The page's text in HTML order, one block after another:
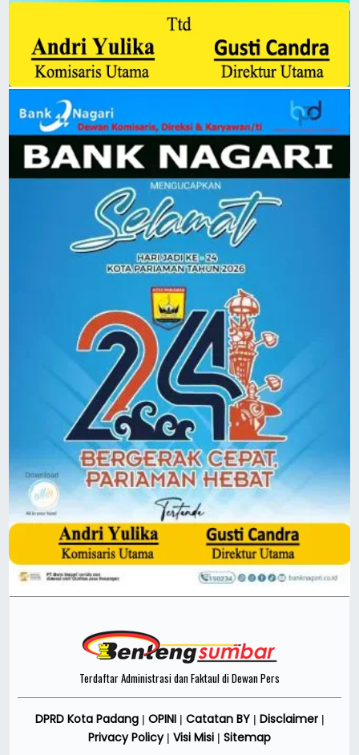
Terdaftar Administrasi dan Faktaul di Dewan Pers
DPRD Kota Padang| OPINI Catatan BY| Disclaimer|
Privacy Policy| Visi Misi Sitemap